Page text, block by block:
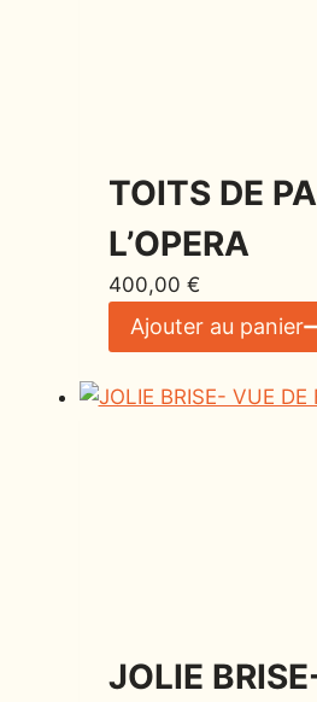
TOITS DE
L’OPERA
400,00 €
Ajouter au panier
JOLIE